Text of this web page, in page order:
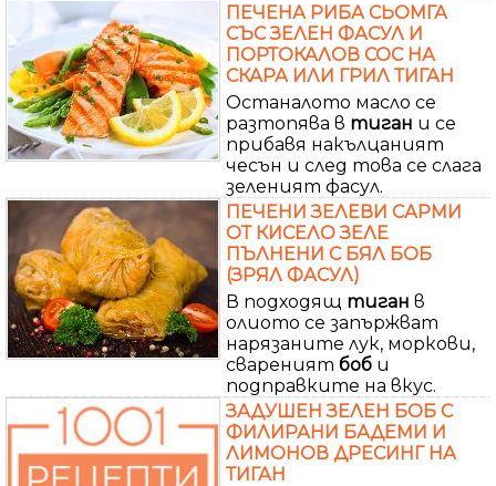
ПЕЧЕНА РИБА СЬОМГА
СЪС ЗЕЛЕН ФАСУЛ И
ПОРТОКАЛОВ СОС НА
СКАРА ИЛИ ГРИЛ ТИГАН
Останалото масло се
разтопява в тиган и се
прибавя накълцаният
чесън и след това се слага
зеленият фасул.
ПЕЧЕНИ ЗЕЛЕВИ САРМИ
ОТ КИСЕЛО ЗЕЛЕ
ПЪЛНЕНИ С БЯЛ БОБ
(ЗРЯЛ ФАСУЛ)
В подходящ тиган в
олиото се запържват
нарязаните лук, моркови,
свареният боб и
подправките на вкус.
ЗАДУШЕН ЗЕЛЕН БОБ С
ФИЛИРАНИ БАДЕМИ И
ЛИМОНОВ ДРЕСИНГ НА
ТИГАН